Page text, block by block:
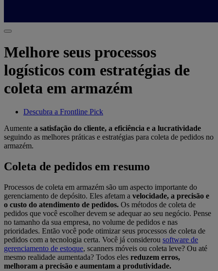
Melhore seus processos
logísticos com estratégias de
coleta em armazém
Descubra a Frontline Pick
Aumente a satisfação do cliente, a eficiência e a lucratividade
seguindo as melhores práticas e estratégias para coleta de pedidos no
armazém.
Coleta de pedidos em resumo
Processos de coleta em armazém são um aspecto importante do
gerenciamento de depósito. Eles afetam a velocidade, a precisão e
o custo do atendimento de pedidos. Os métodos de coleta de
pedidos que você escolher devem se adequar ao seu negócio. Pense
no tamanho da sua empresa, no volume de pedidos e nas
prioridades. Então você pode otimizar seus processos de coleta de
pedidos com a tecnologia certa. Você já considerou software de
gerenciamento de estoque, scanners móveis ou coleta leve? Ou até
mesmo realidade aumentada? Todos eles reduzem erros,
melhoram a precisão e aumentam a produtividade.